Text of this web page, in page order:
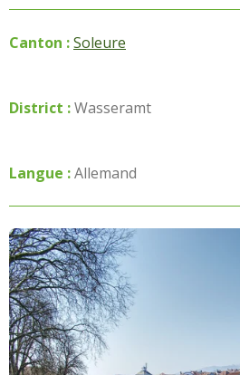
Canton :Soleure
District :Wasseramt
Langue :Allemand